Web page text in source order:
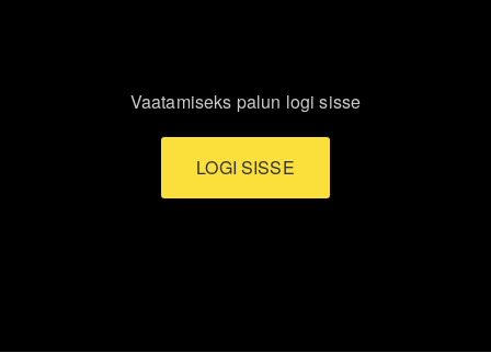
Vaatamiseks palun logi sisse
LOGI SISSE